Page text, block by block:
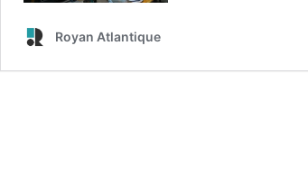
Royan Atlantique